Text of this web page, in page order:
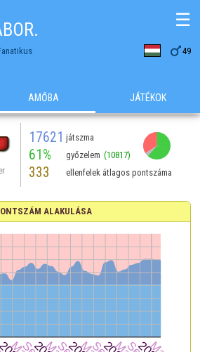
49
☰
AMŐBA JÁTÉKOK
17621 játszma
61% győzelem (10817)
333 ellenfelek átlagos pontszáma
ALAKULÁSA